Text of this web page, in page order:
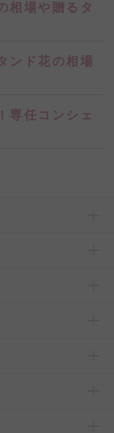
相場や贈るタ
ンド花の相場
専任コンシェ